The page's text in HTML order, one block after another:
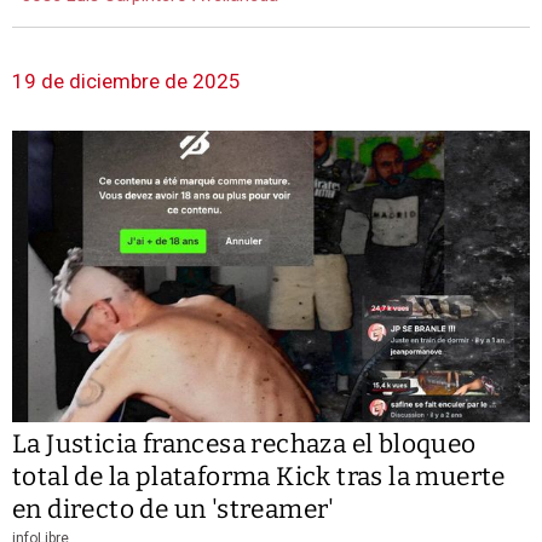
19 de diciembre de 2025
La Justicia francesa rechaza el bloqueo
total de la plataforma Kick tras la muerte
en directo de un 'streamer'